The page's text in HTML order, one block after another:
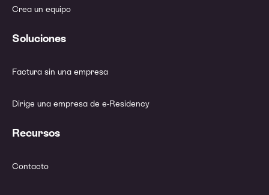
Crea un equipo
Soluciones
Factura sin una empresa
Dirige una empresa de e-Residency
Recursos
Contacto